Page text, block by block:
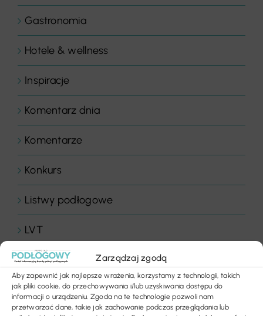
Zarządzaj zgodą
Aby zapewnić jak najlepsze wrażenia, korzystamy z technologii, takich
jak pliki cookie, do przechowywania i/lub uzyskiwania dostępu do
informacji o urządzeniu. Zgoda na te technologie pozwoli nam
przetwarzać dane, takie jak zachowanie podczas przeglądania lub
Gastronomia
Hotele & wellness
Inspiracje
Komentarz dnia
Komentarze
Konkurs
Listwy podłogowe
LVT
News
Nowości produktowe